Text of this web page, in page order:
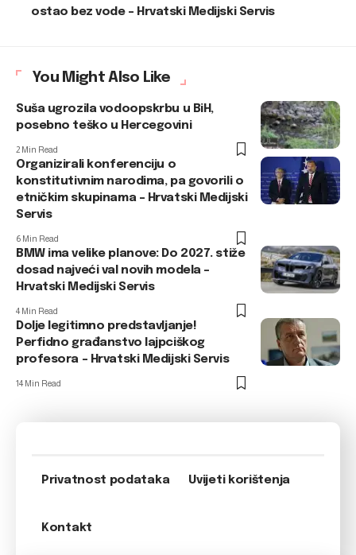
ostao bez vode – Hrvatski Medijski Servis
You Might Also Like
Suša ugrozila vodoopskrbu u BiH,
posebno teško u Hercegovini
2 Min Read
Organizirali konferenciju o
konstitutivnim narodima, pa govorili o
etničkim skupinama – Hrvatski Medijski
Servis
6 Min Read
BMW ima velike planove: Do 2027. stiže
dosad najveći val novih modela –
Hrvatski Medijski Servis
4 Min Read
Dolje legitimno predstavljanje!
Perfidno građanstvo lajpciškog
profesora – Hrvatski Medijski Servis
14 Min Read
Privatnost podataka Uvijeti korištenja
Kontakt